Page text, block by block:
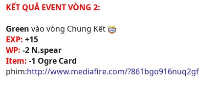
KẾT QUẢ EVENT VÒNG 2:
Green vào vòng Chung Kết
EXP: +15
WP: -2 N.spear
Item: -1 Ogre Card
phim:http://www.mediafire.com/?861bgo916nuq2gf